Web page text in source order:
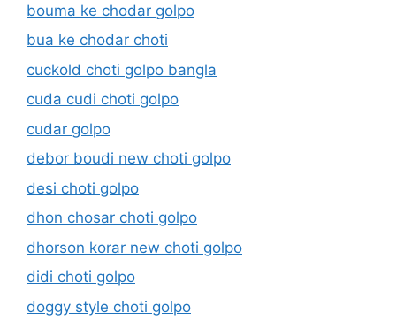
bouma ke chodar golpo
bua ke chodar choti
cuckold choti golpo bangla
cuda cudi choti golpo
cudar golpo
debor boudi new choti golpo
desi choti golpo
dhon chosar choti golpo
dhorson korar new choti golpo
didi choti golpo
doggy style choti golpo